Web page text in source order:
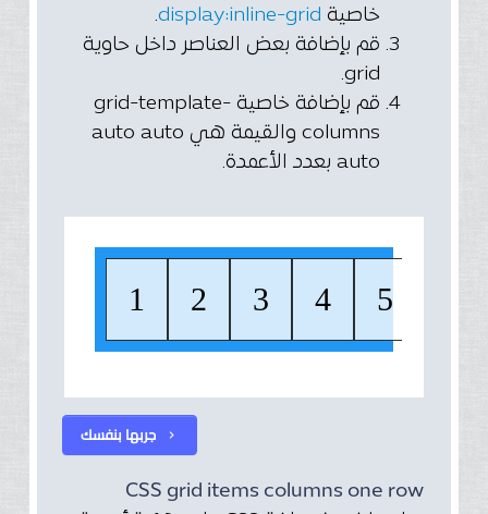
خاصية display:inline-grid
.
قم بإضافة بعض العناصر داخل حاوية
grid.
قم بإضافة خاصية grid-template-
columns والقيمة هي auto auto
auto بعدد الأعمدة.
جربها بنفسك chevron_right
CSS grid items columns one row